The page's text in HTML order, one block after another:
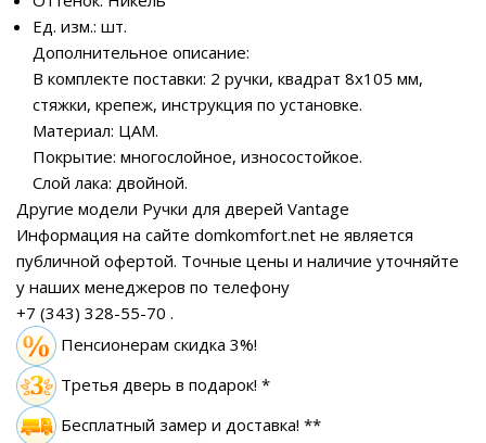
Ед. изм.: шт.
Дополнительное описание:
В комплекте поставки: 2 ручки, квадрат 8х105 мм,
стяжки, крепеж, инструкция по установке.
Материал: ЦАМ.
Покрытие: многослойное, износостойкое.
Слой лака: двойной.
Другие модели Ручки для дверей Vantage
Информация на сайте domkomfort.net не является
публичной офертой. Точные цены и наличие уточняйте
у наших менеджеров по телефону
+7 (343) 328-55-70 .
Пенсионерам скидка 3%!
Третья дверь в подарок! *
Бесплатный замер и доставка! **